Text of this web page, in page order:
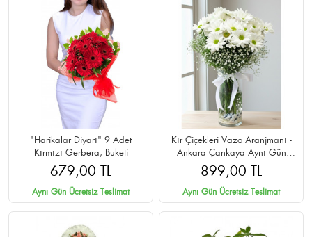
"Harikalar Diyarı" 9 Adet
Kırmızı Gerbera, Buketi
679,00 TL
Aynı Gün Ücretsiz Teslimat
Kır Çiçekleri Vazo Aranjmanı -
Ankara Çankaya Aynı Gün
Teslim
899,00 TL
Aynı Gün Ücretsiz Teslimat